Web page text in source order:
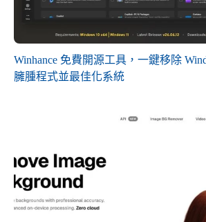
Winhance 免費開源工具，一鍵移除
臃腫程式並最佳化系統